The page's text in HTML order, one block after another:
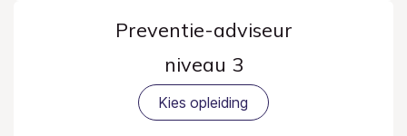
Preventie-adviseur
niveau 3
Kies opleiding